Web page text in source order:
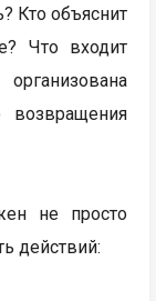
Кто объяснит
Что входит
возвращения
не просто
действий: